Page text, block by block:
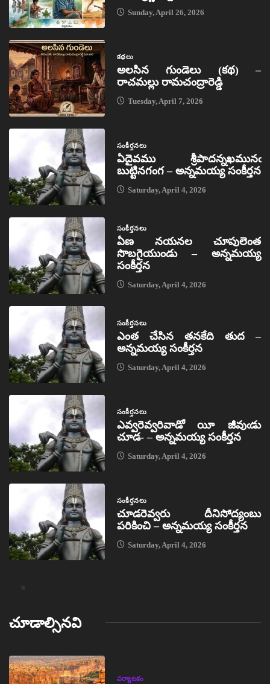
Sunday, April 26, 2026
కథలు
అలసిన గుండెలు (కథ) –
రాచమల్లు రామచంద్రారెడ్డి
Tuesday, April 7, 2026
సంకీర్తనలు
ఏదైవము శ్రీపాదన్నఖమునఁ
బుట్టినగంగ – అన్నమయ్య సంకీర్తన
Saturday, April 4, 2026
సంకీర్తనలు
ఏణ నయనల చూపులెంత
సొబగైయుండు – అన్నమయ్య
సంకీర్తన
Saturday, April 4, 2026
సంకీర్తనలు
ఎంత చేసిన తనకేది తుద –
అన్నమయ్య సంకీర్తన
Saturday, April 4, 2026
సంకీర్తనలు
ఎవ్వరెవ్వరివాడో యీ జీవుఁడు
చూడ- – అన్నమయ్య సంకీర్తన
Saturday, April 4, 2026
సంకీర్తనలు
చూడరెవ్వరు దీనిసోద్యంబు
పరికించి – అన్నమయ్య సంకీర్తన
Saturday, April 4, 2026
చూడాల్సినవి
పర్యాటకం